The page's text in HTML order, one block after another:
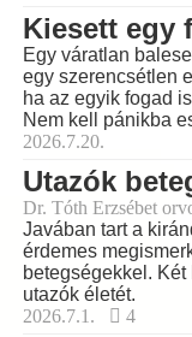
Kiesett egy
Egy váratlan
egy szerencsétlen
ha az egyik fogad
Nem kell pánikba
2026.7.20.
Utazók
Dr. Tóth Erzsébet
Javában tart a
érdemes
betegségekkel.
utazók életét.
2026.7.1.
4